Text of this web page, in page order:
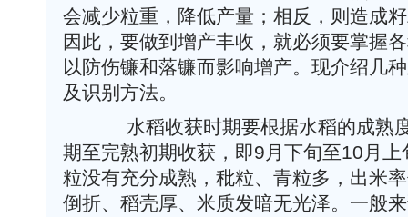
会减少粒重，降低产量；相反，则造成
因此，要做到增产丰收，就必须要掌握
以防伤镰和落镰而影响增产。现介绍几
及识别方法。
水稻收获时期要根据水稻的成熟
期至完熟初期收获，即9月下旬至10月
粒没有充分成熟，秕粒、青粒多，出米
倒折、稻壳厚、米质发暗无光泽。一般